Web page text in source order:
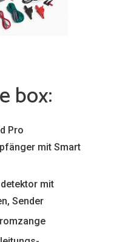
box:
Pro
mit Smart
mit
Sender